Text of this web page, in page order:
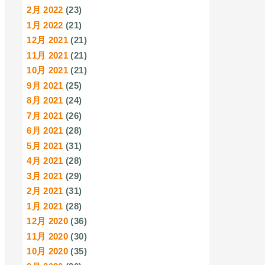
2月 2022 (23)
1月 2022 (21)
12月 2021 (21)
11月 2021 (21)
10月 2021 (21)
9月 2021 (25)
8月 2021 (24)
7月 2021 (26)
6月 2021 (28)
5月 2021 (31)
4月 2021 (28)
3月 2021 (29)
2月 2021 (31)
1月 2021 (28)
12月 2020 (36)
11月 2020 (30)
10月 2020 (35)